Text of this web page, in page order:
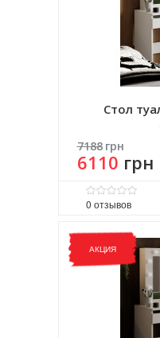
Стол
7188 грн
6110 грн
0 отзывов
Виробник: ART IN
Матеріал:
ДСП
АКЦИЯ